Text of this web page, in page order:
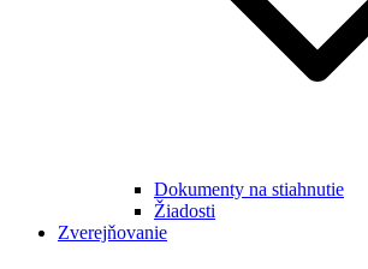
Dokumenty na stiahnutie
Žiadosti
Zverejňovanie